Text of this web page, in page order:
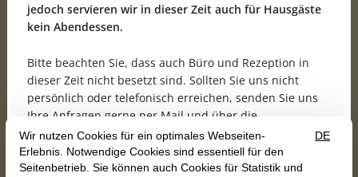
Straßheck 3 55481 Kirchberg
06763 93080
info@landhotel-karrenberg.de
jedoch servieren wir in dieser Zeit auch für Hausgäste
kein Abendessen.
Bitte beachten Sie, dass auch Büro und Rezeption in
dieser Zeit nicht besetzt sind. Sollten Sie uns nicht
persönlich oder telefonisch erreichen, senden Sie uns
Ihre Anfragen gerne per Mail und über die
Anfrageformulare unserer Homepage.
Wir freuen uns, Sie ab dem 16.10.2026 wieder bei uns